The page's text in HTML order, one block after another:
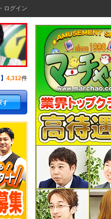
ログイン
4,312件
す